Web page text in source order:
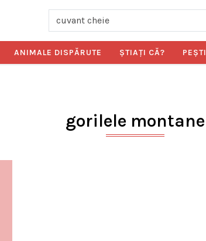
ANIMALE DISPĂRUTE ŞTIAŢI CĂ? PEŞTI
gorilele montane